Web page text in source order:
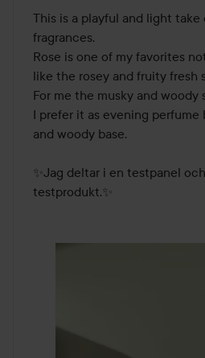
This is a playful and light
fragrances.
Rose is one of my favorites
like the rosey and fruity fresh
For me the musky and woody
I prefer it as evening perfume
and woody base.
✨Jag deltar i en testpanel
testprodukt.✨